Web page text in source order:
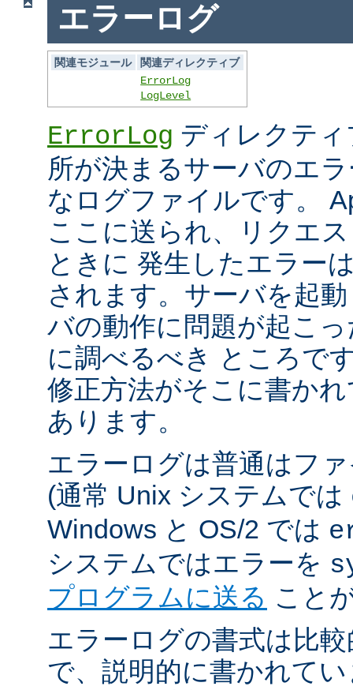
エラーログ
関連モジュール
関連ディレクティブ
ErrorLog
LogLevel
ErrorLog ディレクテ
所が決まるサーバのエ
なログファイルです。
ここに送られ、リクエ
ときに 発生したエラー
されます。サーバを起
バの動作に問題が起こ
に調べるべき ところで
修正方法がそこに書か
あります。
エラーログは普通はフ
(通常 Unix システムでは
Windows と OS/2 では
システムではエラーを
プログラムに送る こと
エラーログの書式は比
で、説明的に書かれて